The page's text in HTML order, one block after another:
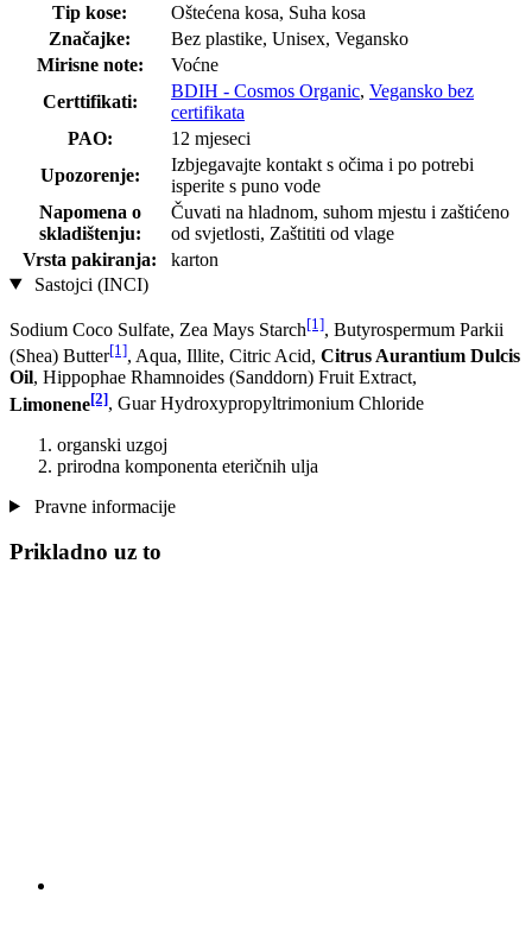
Tip kose:
Oštećena kosa, Suha kosa
Značajke:
Bez plastike, Unisex, Vegansko
Mirisne note:
Voćne
Certtifikati:
BDIH - Cosmos Organic, Vegansko bez
certifikata
PAO:
12 mjeseci
Upozorenje:
Izbjegavajte kontakt s očima i po potrebi
isperite s puno vode
Napomena o
skladištenju:
Čuvati na hladnom, suhom mjestu i zaštićeno
od svjetlosti, Zaštititi od vlage
Vrsta pakiranja:
karton
Sastojci (INCI)
Sodium Coco­ Sulfate, Zea Mays Starch[1], Butyrospermum Parkii
(Shea) Butter[1], Aqua, Illite, Citric Acid, Citrus Aurantium Dulcis
Oil, Hippophae Rhamnoides (Sanddorn) Fruit Extract,
Limonene[2], Guar Hydroxypropyltrimonium Chloride
organski uzgoj
prirodna komponenta eteričnih ulja
Pravne informacije
Prikladno uz to